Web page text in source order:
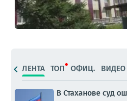
ЛЕНТА ТОП ОФИЦ. ВИДЕО
В Стаханове суд